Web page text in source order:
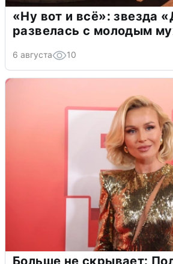
«Ну вот и всё»: звезда
развелась с молодым
6 августа 10
Больше не скрывает: